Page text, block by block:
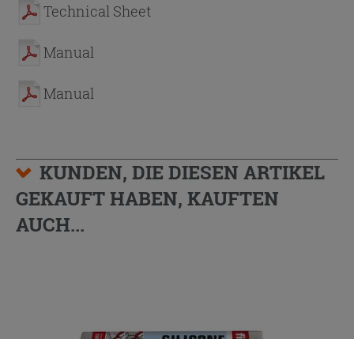
Technical Sheet
Manual
Manual
KUNDEN, DIE DIESEN ARTIKEL
GEKAUFT HABEN, KAUFTEN
AUCH...